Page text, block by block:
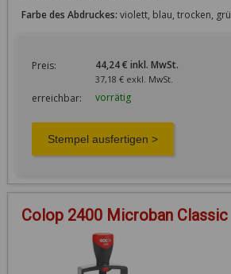
Farbe des Abdruckes: violett, blau, trocken,
Preis: 44,24 € inkl. MwSt.
37,18 € exkl. MwSt.
erreichbar: vorrätig
Colop 2400 Microban Classic